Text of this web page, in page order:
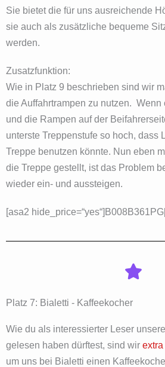
Sie bietet die für uns ausreichende
sie auch als zusätzliche bequeme
werden.
Zusatzfunktion:
Wie in Platz 9 beschrieben sind wir
die Auffahrtrampen zu nutzen. Wenn
und die Rampen auf der
unterste Treppenstufe so hoch, dass
Treppe benutzen könnte. Nun eben
die Treppe gestellt, ist das Problem
wieder ein- und aussteigen.
[asa2
Platz 7: Bialetti - Kaffeekocher
Wie du als interessierter Leser
gelesen haben dürftest, sind wir
um uns bei Bialetti einen